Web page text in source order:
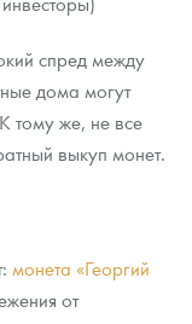
спред между
дома могут
тому же, не все
выкуп монет.
монета «Георгий
от